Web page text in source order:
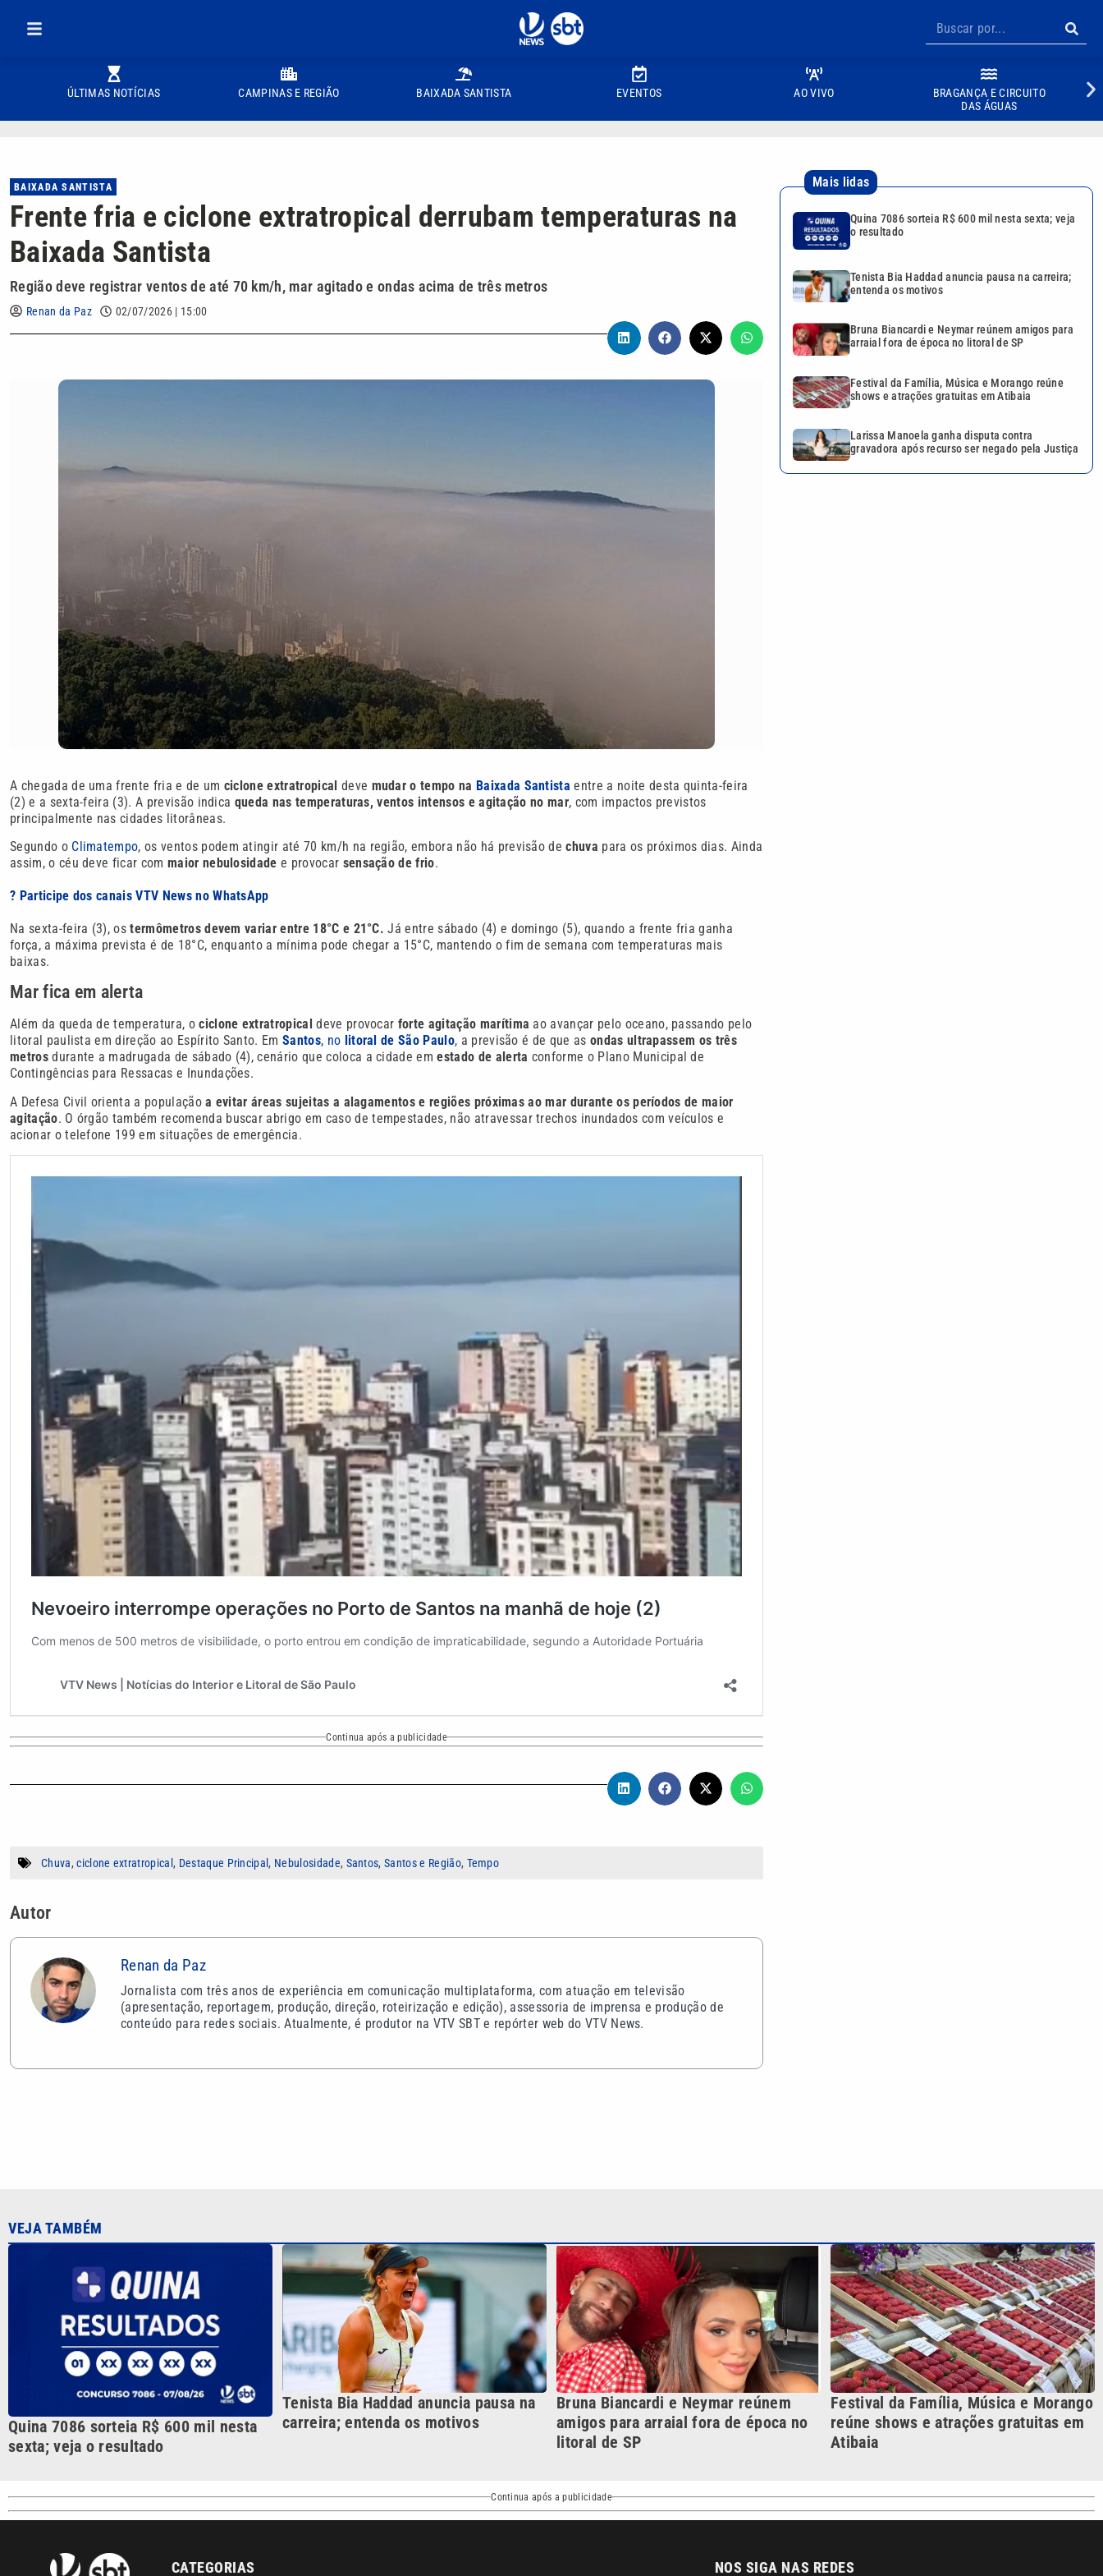
ÚLTIMAS NOTÍCIAS CAMPINAS E REGIÃO BAIXADA SANTISTA EVENTOS AO VIVO
BRAGANÇA E CIRCUITO
DAS ÁGUAS
BAIXADA SANTISTA
Frente fria e ciclone extratropical derrubam temperaturas na
Baixada Santista
Região deve registrar ventos de até 70 km/h, mar agitado e ondas acima de três metros
Renan da Paz 02/07/2026 | 15:00
A chegada de uma frente fria e de um ciclone extratropical deve mudar o tempo na Baixada Santista entre a noite desta quinta-feira
(2) e a sexta-feira (3). A previsão indica queda nas temperaturas, ventos intensos e agitação no mar, com impactos previstos
principalmente nas cidades litorâneas.
Segundo o Climatempo, os ventos podem atingir até 70 km/h na região, embora não há previsão dechuva para os próximos dias. Ainda
assim, o céu deve ficar com maior nebulosidadee provocar sensação de frio.
? Participe dos canais VTV News no WhatsApp
Na sexta-feira (3), ostermômetros devem variar entre 18°C e 21°C. Já entre sábado (4) e domingo (5), quando a frente fria ganha
força, a máxima prevista é de 18°C, enquanto a mínima pode chegar a 15°C, mantendo o fim de semana com temperaturas mais
baixas.
Mar fica em alerta
Além da queda de temperatura, ociclone extratropicaldeve provocar forte agitação marítima ao avançar pelo oceano, passando pelo
litoral paulista em direção ao Espírito Santo. EmSantos, no litoral de São Paulo, a previsão é de que as ondas ultrapassem os três
metrosdurante a madrugada de sábado (4), cenário que coloca a cidade emestado de alerta conforme o Plano Municipal de
Contingências para Ressacas e Inundações.
A Defesa Civil orienta a populaçãoa evitar áreas sujeitas a alagamentos e regiões próximas ao mar durante os períodos de maior
agitação. O órgão também recomenda buscar abrigo em caso de tempestades, não atravessar trechos inundados com veículos e
acionar o telefone 199 em situações de emergência.
Continua após a publicidade
Chuva,ciclone extratropical, Destaque Principal, Nebulosidade, Santos,Santos e Região, Tempo
Autor
Renan da Paz
Jornalista com três anos de experiência em comunicação multiplataforma, com atuação em televisão
(apresentação, reportagem, produção, direção, roteirização e edição), assessoria de imprensa e produção de
conteúdo para redes sociais. Atualmente, é produtor na VTV SBT e repórter web do VTV News.
Mais lidas
Quina 7086 sorteia R$ 600 mil nesta sexta; veja
o resultado
Tenista Bia Haddad anuncia pausa na carreira;
entenda os motivos
Bruna Biancardi e Neymar reúnem amigos para
arraial fora de época no litoral de SP
Festival da Família, Música e Morango reúne
shows e atrações gratuitas em Atibaia
Larissa Manoela ganha disputa contra
gravadora após recurso ser negado pela Justiça
VEJA TAMBÉM
Quina 7086 sorteia R$ 600 mil nesta
sexta; veja o resultado
Tenista Bia Haddad anuncia pausa na
carreira; entenda os motivos
Bruna Biancardi e Neymar reúnem
amigos para arraial fora de época no
litoral de SP
Festival da Família, Música e Morango
reúne shows e atrações gratuitas em
Atibaia
Continua após a publicidade
CATEGORIAS NOS SIGA NAS REDES